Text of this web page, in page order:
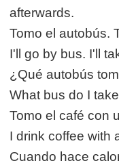
afterwards.
Tomo el autobús.
I'll go by bus. I'll
¿Qué autobús
What bus do I
Tomo el café con
I drink coffee with
Cuando hace